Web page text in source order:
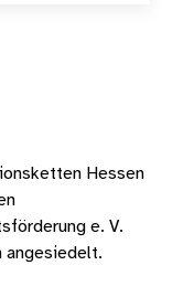
Hessen
e. V.
angesiedelt.